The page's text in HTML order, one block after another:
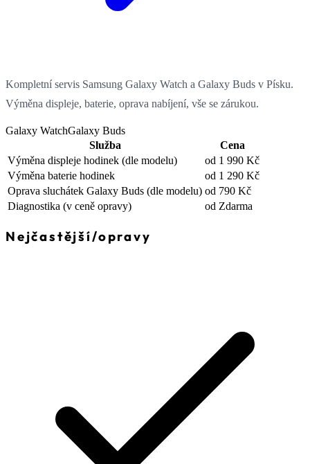
Kompletní servis Samsung Galaxy Watch a Galaxy Buds v Písku.
Výměna displeje, baterie, oprava nabíjení, vše se zárukou.
Galaxy WatchGalaxy Buds
Služba
Cena
Výměna displeje hodinek (dle modelu)
od 1 990 Kč
Výměna baterie hodinek
od 1 290 Kč
Oprava sluchátek Galaxy Buds (dle modelu) od 790 Kč
Diagnostika (v ceně opravy) od Zdarma
Nejčastější/opravy